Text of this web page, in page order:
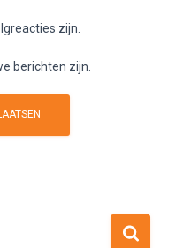
zijn.
berichten zijn.